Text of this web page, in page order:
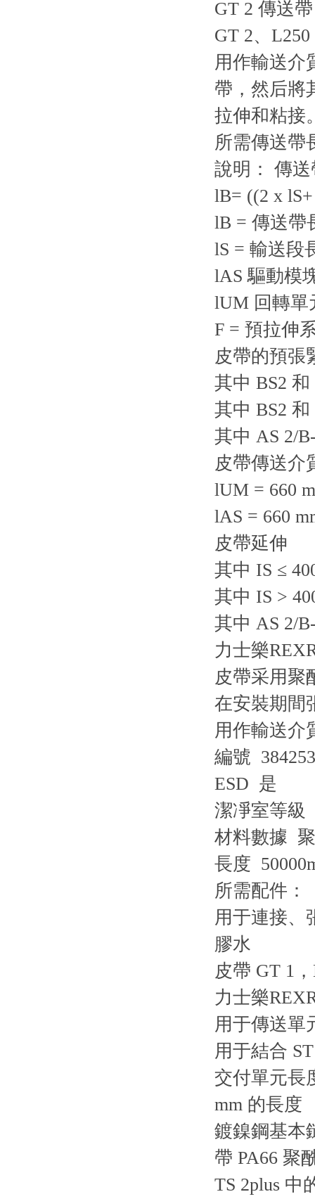
GT 2 傳送帶
GT 2、L250
用作輸送介
帶，然后將
拉伸和粘接
所需傳送帶
說明： 傳
lB= ((2 x
lB = 傳送帶
lS = 輸送段
lAS 驅動模
lUM 回轉單
F = 預拉伸
皮帶的預張
其中 BS2
其中 BS2 和
其中 AS 2/
皮帶傳送介
lUM = 660
lAS = 660
皮帶延伸
其中 IS ≤
其中 IS >
其中 AS 2/
力士樂
皮帶采用聚
在安裝期間
用作輸送介
編號
ESD 是
潔凈室等級
材料數據
長度
所需配件：
用于連接、
膠水
皮帶 GT 1
力士樂
用于傳送單
用于結合
交付單元長
mm 的長度
鍍鎳鋼基本
帶 PA66 聚
TS 2plus 中